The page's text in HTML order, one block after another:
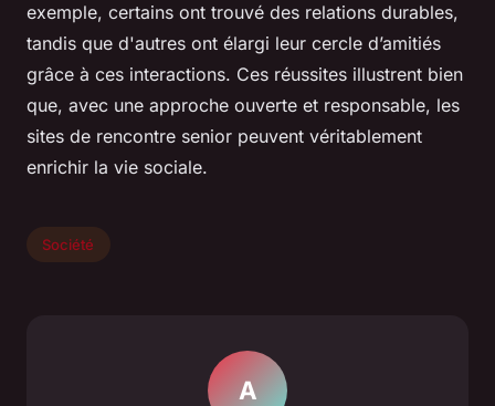
exemple, certains ont trouvé des relations durables,
tandis que d'autres ont élargi leur cercle d’amitiés
grâce à ces interactions. Ces réussites illustrent bien
que, avec une approche ouverte et responsable, les
sites de rencontre senior peuvent véritablement
enrichir la vie sociale.
Société
A